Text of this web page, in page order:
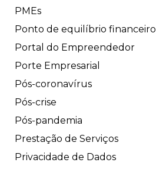
PMEs
Ponto de equilíbrio financeiro
Portal do Empreendedor
Porte Empresarial
Pós-coronavírus
Pós-crise
Pós-pandemia
Prestação de Serviços
Privacidade de Dados